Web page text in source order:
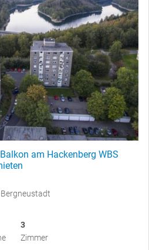
am Hackenberg WBS
3
Zimmer